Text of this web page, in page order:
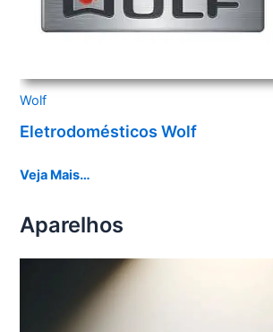
Wolf
Eletrodomésticos Wolf
Veja Mais…
Aparelhos